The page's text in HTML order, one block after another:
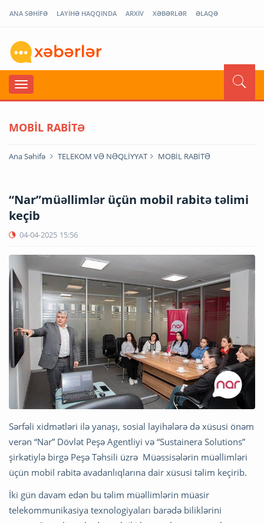
ANA SƏHİFƏ LAYİHƏ HAQQINDA ARXİV XƏBƏRLƏR ƏLAQƏ
MOBİL RABİTƏ
Ana Səhifə TELEKOM VƏ NƏQLİYYAT MOBİL RABİTƏ
“Nar”müəllimlər üçün mobil rabitə təlimi
keçib
04-04-2025 15:56
Sərfəli xidmətləri ilə yanaşı, sosial layihələrə də xüsusi önəm
verən “Nar” Dövlət Peşə Agentliyi və “Sustainera Solutions”
şirkətiylə birgə Peşə Təhsili üzrə Müəssisələrin müəllimləri
üçün mobil rabitə avadanlıqlarına dair xüsusi təlim keçirib.
İki gün davam edən bu təlim müəllimlərin müasir
telekommunikasiya texnologiyaları barədə biliklərini